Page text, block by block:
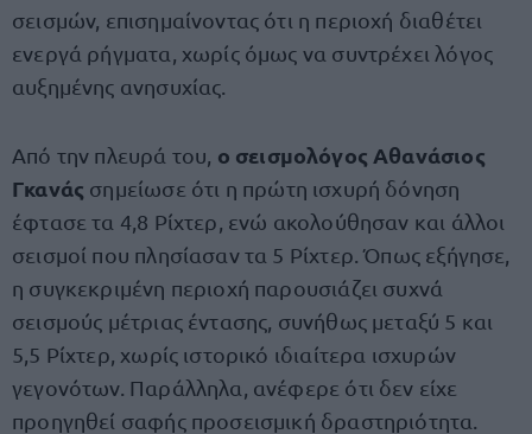
σεισμών, επισημαίνοντας ότι η περιοχή διαθέτει
ενεργά ρήγματα, χωρίς όμως να συντρέχει λόγος
αυξημένης ανησυχίας.
Από την πλευρά του, ο σεισμολόγος Αθανάσιος
Γκανάς σημείωσε ότι η πρώτη ισχυρή δόνηση
έφτασε τα 4,8 Ρίχτερ, ενώ ακολούθησαν και άλλοι
σεισμοί που πλησίασαν τα 5 Ρίχτερ. Όπως εξήγησε,
η συγκεκριμένη περιοχή παρουσιάζει συχνά
σεισμούς μέτριας έντασης, συνήθως μεταξύ 5 και
5,5 Ρίχτερ, χωρίς ιστορικό ιδιαίτερα ισχυρών
γεγονότων. Παράλληλα, ανέφερε ότι δεν είχε
προηγηθεί σαφής προσεισμική δραστηριότητα.